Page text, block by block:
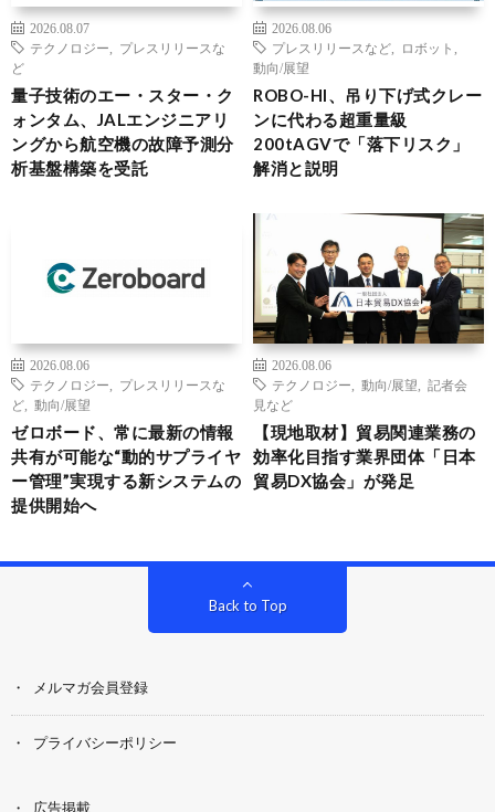
2026.08.07
テクノロジー
プレスリリースな
ど
量子技術のエー・スター・ク
ォンタム、JALエンジニアリ
ングから航空機の故障予測分
析基盤構築を受託
2026.08.06
プレスリリースなど
ロボット
動向/展望
ROBO-HI、吊り下げ式クレー
ンに代わる超重量級
200tAGVで「落下リスク」
解消と説明
2026.08.06
テクノロジー
プレスリリースな
ど
動向/展望
ゼロボード、常に最新の情報
共有が可能な“動的サプライヤ
ー管理”実現する新システムの
提供開始へ
2026.08.06
テクノロジー
動向/展望
記者会
見など
【現地取材】貿易関連業務の
効率化目指す業界団体「日本
貿易DX協会」が発足
Back to Top
メルマガ会員登録
プライバシーポリシー
広告掲載